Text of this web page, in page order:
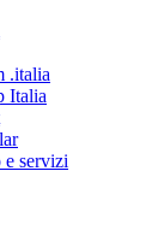
.italia
Italia
servizi